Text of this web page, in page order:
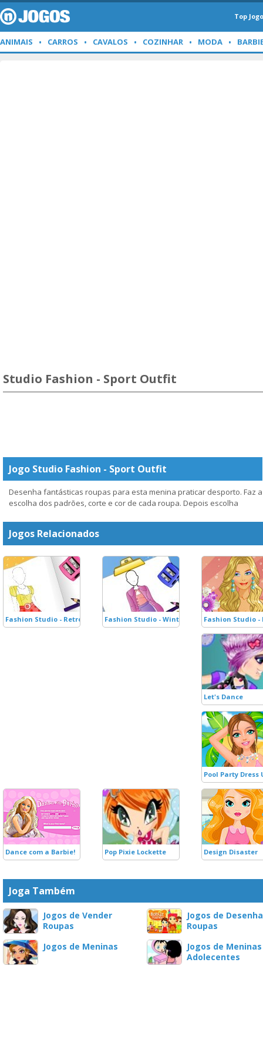
Top
ANIMAIS CARROS CAVALOS COZINHAR MODA
Studio Fashion - Sport Outfit
Jogo Studio Fashion - Sport Outfit
Desenha fantásticas roupas para esta menina praticar desporto. Faz a
escolha dos padrões, corte e cor de cada roupa. Depois escolha
Jogos Relacionados
Fashion Studio - Retro Outfit Fashion Studio - Winter OutfitFashion Studio -
Let's Dance
Pool Party Dress
Dance com a Barbie! Pop Pixie Lockette Design Disaster
Joga Também
Jogos de Vender
Roupas
Jogos de
Roupas
Jogos de Meninas
Jogos de Meninas
Adolecentes